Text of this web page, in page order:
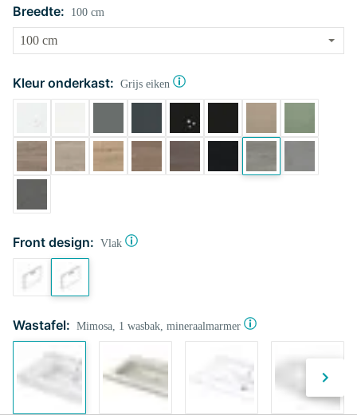
Breedte: 100 cm
Kleur onderkast: Grijs eiken
Front design: Vlak
Wastafel: Mimosa, 1 wasbak, mineraalmarmer